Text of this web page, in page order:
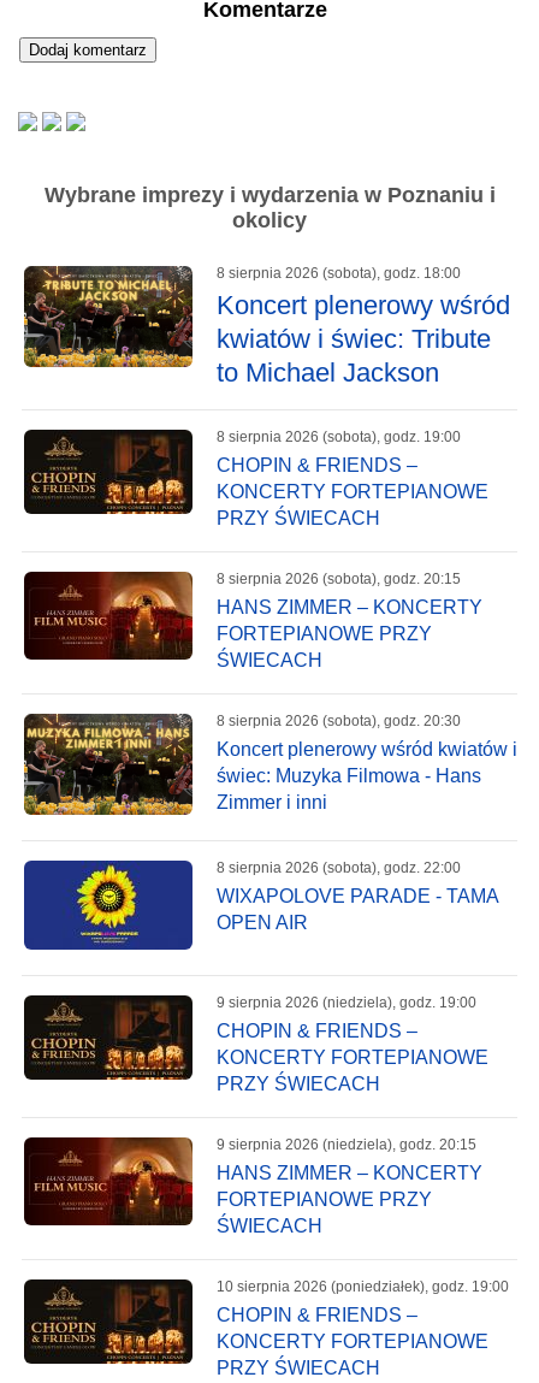
Komentarze
Wybrane imprezy i wydarzenia w Poznaniu i
okolicy
8 sierpnia 2026 (sobota), godz. 18:00
Koncert plenerowy wśród
kwiatów i świec: Tribute
to Michael Jackson
8 sierpnia 2026 (sobota), godz. 19:00
CHOPIN & FRIENDS –
KONCERTY FORTEPIANOWE
PRZY ŚWIECACH
8 sierpnia 2026 (sobota), godz. 20:15
HANS ZIMMER – KONCERTY
FORTEPIANOWE PRZY
ŚWIECACH
8 sierpnia 2026 (sobota), godz. 20:30
Koncert plenerowy wśród kwiatów i
świec: Muzyka Filmowa - Hans
Zimmer i inni
8 sierpnia 2026 (sobota), godz. 22:00
WIXAPOLOVE PARADE - TAMA
OPEN AIR
9 sierpnia 2026 (niedziela), godz. 19:00
CHOPIN & FRIENDS –
KONCERTY FORTEPIANOWE
PRZY ŚWIECACH
9 sierpnia 2026 (niedziela), godz. 20:15
HANS ZIMMER – KONCERTY
FORTEPIANOWE PRZY
ŚWIECACH
10 sierpnia 2026 (poniedziałek), godz. 19:00
CHOPIN & FRIENDS –
KONCERTY FORTEPIANOWE
PRZY ŚWIECACH